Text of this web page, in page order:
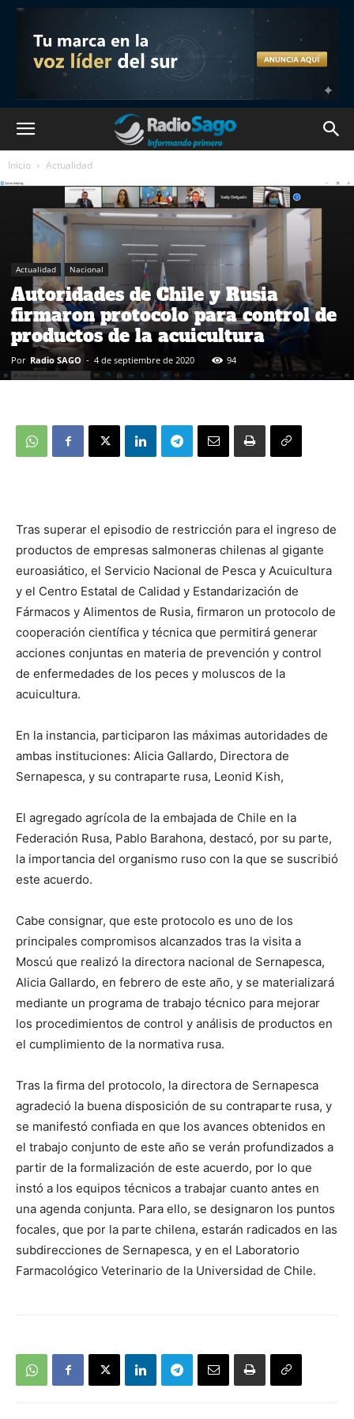
Inicio Actualidad
Actualidad Nacional
Autoridades de Chile y Rusia
firmaron protocolo para control de
productos de la acuicultura
Por Radio SAGO - 4 de septiembre de 2020 94
Tras superar el episodio de restricción para el ingreso de
productos de empresas salmoneras chilenas al gigante
euroasiático, el Servicio Nacional de Pesca y Acuicultura
y el Centro Estatal de Calidad y Estandarización de
Fármacos y Alimentos de Rusia, firmaron un protocolo de
cooperación científica y técnica que permitirá generar
acciones conjuntas en materia de prevención y control
de enfermedades de los peces y moluscos de la
acuicultura.
En la instancia, participaron las máximas autoridades de
ambas instituciones: Alicia Gallardo, Directora de
Sernapesca, y su contraparte rusa, Leonid Kish,
El agregado agrícola de la embajada de Chile en la
Federación Rusa, Pablo Barahona, destacó, por su parte,
la importancia del organismo ruso con la que se suscribió
este acuerdo.
Cabe consignar, que este protocolo es uno de los
principales compromisos alcanzados tras la visita a
Moscú que realizó la directora nacional de Sernapesca,
Alicia Gallardo, en febrero de este año, y se materializará
mediante un programa de trabajo técnico para mejorar
los procedimientos de control y análisis de productos en
el cumplimiento de la normativa rusa.
Tras la firma del protocolo, la directora de Sernapesca
agradeció la buena disposición de su contraparte rusa, y
se manifestó confiada en que los avances obtenidos en
el trabajo conjunto de este año se verán profundizados a
partir de la formalización de este acuerdo, por lo que
instó a los equipos técnicos a trabajar cuanto antes en
una agenda conjunta. Para ello, se designaron los puntos
focales, que por la parte chilena, estarán radicados en las
subdirecciones de Sernapesca, y en el Laboratorio
Farmacológico Veterinario de la Universidad de Chile.